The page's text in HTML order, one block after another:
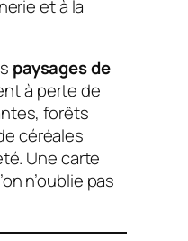
et à la
paysages de
à perte de
forêts
céréales
Une carte
n’oublie pas